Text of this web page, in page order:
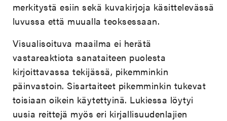
merkitystä esiin sekä kuvakirjoja käsittelevässä
luvussa että muualla teoksessaan.
Visualisoituva maailma ei herätä
vastareaktiota sanataiteen puolesta
kirjoittavassa tekijässä, pikemminkin
päinvastoin. Sisartaiteet pikemminkin tukevat
toisiaan oikein käytettyinä. Lukiessa löytyi
uusia reittejä myös eri kirjallisuudenlajien